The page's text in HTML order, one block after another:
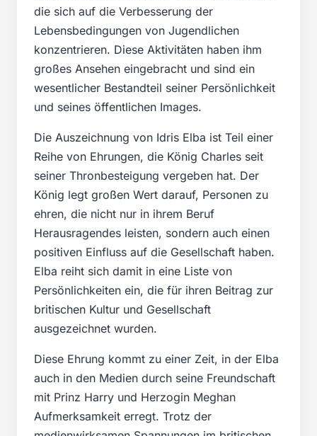
die sich auf die Verbesserung der
Lebensbedingungen von Jugendlichen
konzentrieren. Diese Aktivitäten haben ihm
großes Ansehen eingebracht und sind ein
wesentlicher Bestandteil seiner Persönlichkeit
und seines öffentlichen Images.
Die Auszeichnung von Idris Elba ist Teil einer
Reihe von Ehrungen, die König Charles seit
seiner Thronbesteigung vergeben hat. Der
König legt großen Wert darauf, Personen zu
ehren, die nicht nur in ihrem Beruf
Herausragendes leisten, sondern auch einen
positiven Einfluss auf die Gesellschaft haben.
Elba reiht sich damit in eine Liste von
Persönlichkeiten ein, die für ihren Beitrag zur
britischen Kultur und Gesellschaft
ausgezeichnet wurden.
Diese Ehrung kommt zu einer Zeit, in der Elba
auch in den Medien durch seine Freundschaft
mit Prinz Harry und Herzogin Meghan
Aufmerksamkeit erregt. Trotz der